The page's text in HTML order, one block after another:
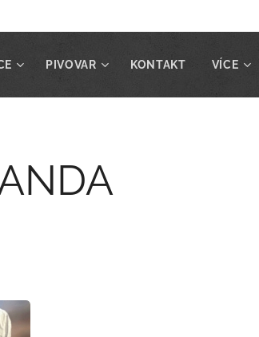
PIVOVAR KONTAKT VÍCE